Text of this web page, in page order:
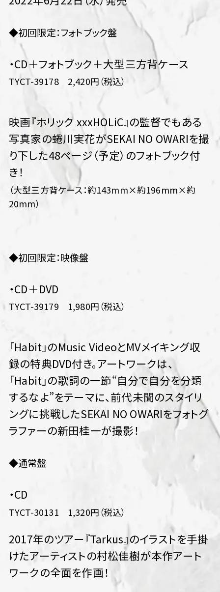
◆初回限定：フォトブック盤
・CD＋フォトブック＋大型三方背ケース
TYCT-39178 2,420円（税込）
映画『ホリック xxxHOLiC』の監督でもある
写真家の蜷川実花がSEKAI NO OWARIを撮
り下した48ページ（予定）のフォトブック付
き！
（大型三方背ケース：約143mm×約196mm×約
20mm）
◆初回限定：映像盤
・CD＋DVD
TYCT-39179 1,980円（税込）
「Habit」のMusic VideoとMVメイキング収
録の特典DVD付き。アートワークは、
「Habit」の歌詞の一節“自分で自分を分類
するなよ”をテーマに、前代未聞のスタイリ
ングに挑戦したSEKAI NO OWARIをフォトグ
ラファーの新田桂一が撮影！
◆通常盤
・CD
TYCT-30131 1,320円（税込）
2017年のツアー『Tarkus』のイラストを手掛
けたアーティストの村松佳樹が本作アート
ワークの全面を作画！